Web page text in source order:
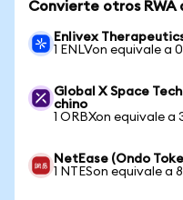
Convierte otros RWA
Enlivex
1 ENLVon equivale a
Global X Space
chino
1 ORBXon equivale a
NetEase (Ondo
1 NTESon equivale a